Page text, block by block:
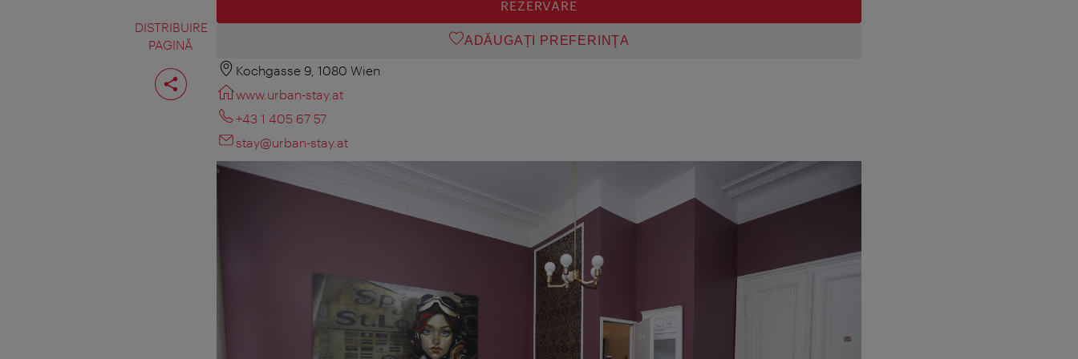
DISTRIBUIRE
PAGINĂ
Distribuiţi
pagina
REZERVARE
ADĂUGAȚI PREFERINŢA
Kochgasse 9, 1080 Wien
www.urban-stay.at
+43 1 405 67 57
stay@urban-stay.at